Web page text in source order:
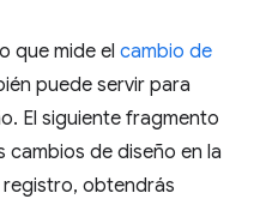
que mide el cambio de
puede servir para
El siguiente fragmento
de diseño en la
registro, obtendrás